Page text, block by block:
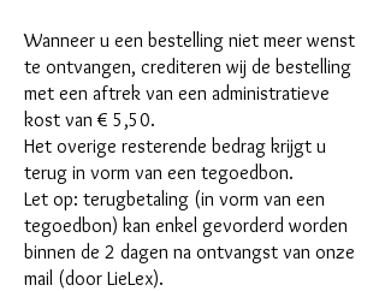
Wanneer u een bestelling niet meer wenst
te ontvangen, crediteren wij de bestelling
met een aftrek van een administratieve
kost van € 5,50.
Het overige resterende bedrag krijgt u
terug in vorm van een tegoedbon.
Let op: terugbetaling (in vorm van een
tegoedbon) kan enkel gevorderd worden
binnen de 2 dagen na ontvangst van onze
mail (door LieLex).